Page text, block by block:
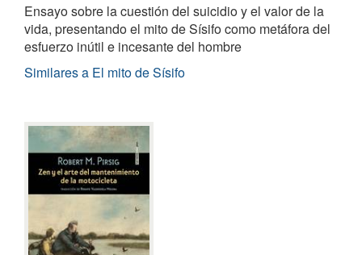
Ensayo sobre la cuestión del suicidio y el valor de la
vida, presentando el mito de Sísifo como metáfora del
esfuerzo inútil e incesante del hombre
Similares a El mito de Sísifo